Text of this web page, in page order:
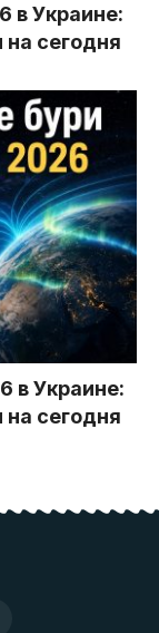
в Украине:
на сегодня
в Украине:
на сегодня